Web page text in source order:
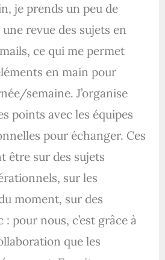
je prends un peu de
revue des sujets en
ce qui me permet
en main pour
semaine. J’organise
points avec les équipes
pour échanger. Ces
être sur des sujets
sur les
moment, sur des
pour nous, c’est grâce à
que les